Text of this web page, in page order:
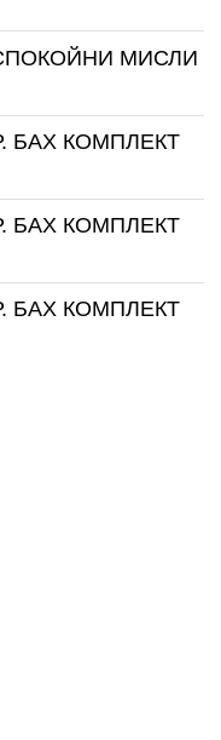
МИСЛИ
БАХ КОМПЛЕКТ
БАХ КОМПЛЕКТ
БАХ КОМПЛЕКТ